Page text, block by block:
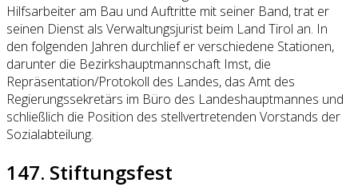
Hilfsarbeiter am Bau und Auftritte mit seiner Band, trat er
seinen Dienst als Verwaltungsjurist beim Land Tirol an. In
den folgenden Jahren durchlief er verschiedene Stationen,
darunter die Bezirkshauptmannschaft Imst, die
Repräsentation/Protokoll des Landes, das Amt des
Regierungssekretärs im Büro des Landeshauptmannes und
schließlich die Position des stellvertretenden Vorstands der
Sozialabteilung.
147. Stiftungsfest